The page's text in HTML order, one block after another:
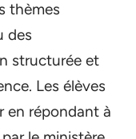
thèmes
des
structurée et
Les élèves
en répondant à